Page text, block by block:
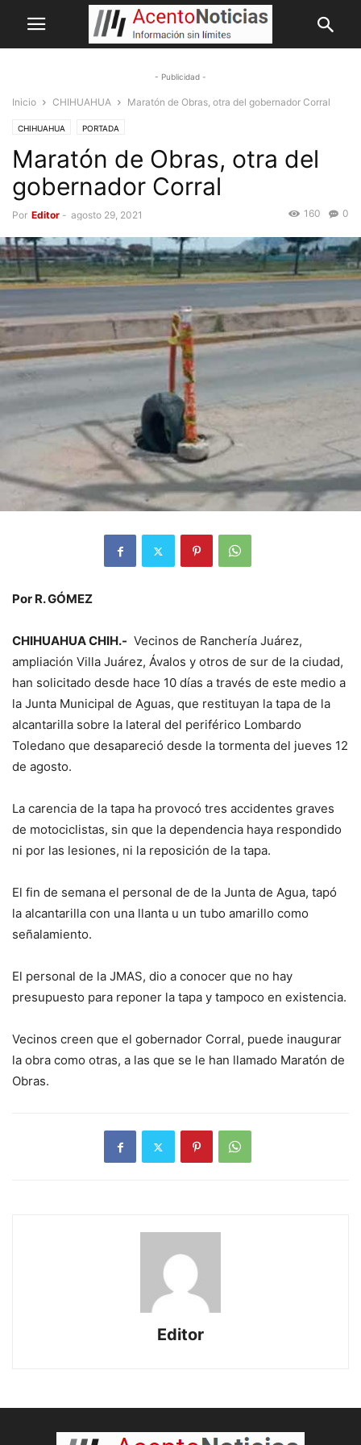
- Publicidad -
Inicio CHIHUAHUA Maratón de Obras, otra del gobernador Corral
CHIHUAHUA PORTADA
Maratón de Obras, otra del
gobernador Corral
Por Editor - agosto 29, 2021 0
160
Por R. GÓMEZ
CHIHUAHUA CHIH.- Vecinos de Ranchería Juárez,
ampliación Villa Juárez, Ávalos y otros de sur de la ciudad,
han solicitado desde hace 10 días a través de este medio a
la Junta Municipal de Aguas, que restituyan la tapa de la
alcantarilla sobre la lateral del periférico Lombardo
Toledano que desapareció desde la tormenta del jueves 12
de agosto.
La carencia de la tapa ha provocó tres accidentes graves
de motociclistas, sin que la dependencia haya respondido
ni por las lesiones, ni la reposición de la tapa.
El fin de semana el personal de de la Junta de Agua, tapó
la alcantarilla con una llanta u un tubo amarillo como
señalamiento.
El personal de la JMAS, dio a conocer que no hay
presupuesto para reponer la tapa y tampoco en existencia.
Vecinos creen que el gobernador Corral, puede inaugurar
la obra como otras, a las que se le han llamado Maratón de
Obras.
Editor